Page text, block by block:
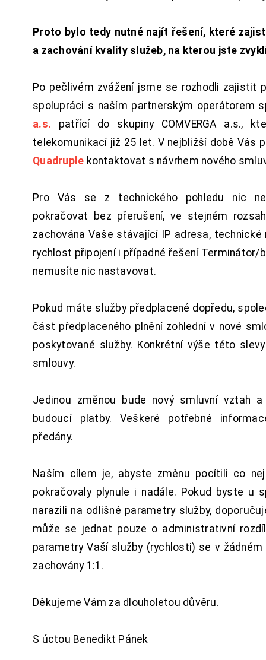
Proto bylo tedy nutné najít řešení, které
a zachování kvality služeb, na kterou jste
Po pečlivém zvážení jsme se rozhodli zajistit
spolupráci s naším partnerským operátorem
a.s. patřící do skupiny COMVERGA a.s.,
telekomunikací již 25 let. V nejbližší době Vás
Quadruple kontaktovat s návrhem nového
Pro Vás se z technického pohledu nic
pokračovat bez přerušení, ve stejném
zachována Vaše stávající IP adresa, technické
rychlost připojení i případné řešení Terminátor/
nemusíte nic nastavovat.
Pokud máte služby předplacené dopředu,
část předplaceného plnění zohlední v nové
poskytované služby. Konkrétní výše této
smlouvy.
Jedinou změnou bude nový smluvní vztah
budoucí platby. Veškeré potřebné
předány.
Naším cílem je, abyste změnu pocítili co
pokračovaly plynule i nadále. Pokud byste u
narazili na odlišné parametry služby,
může se jednat pouze o administrativní
parametry Vaší služby (rychlosti) se v
zachovány 1:1.
Děkujeme Vám za dlouholetou důvěru.
S úctou Benedikt Pánek